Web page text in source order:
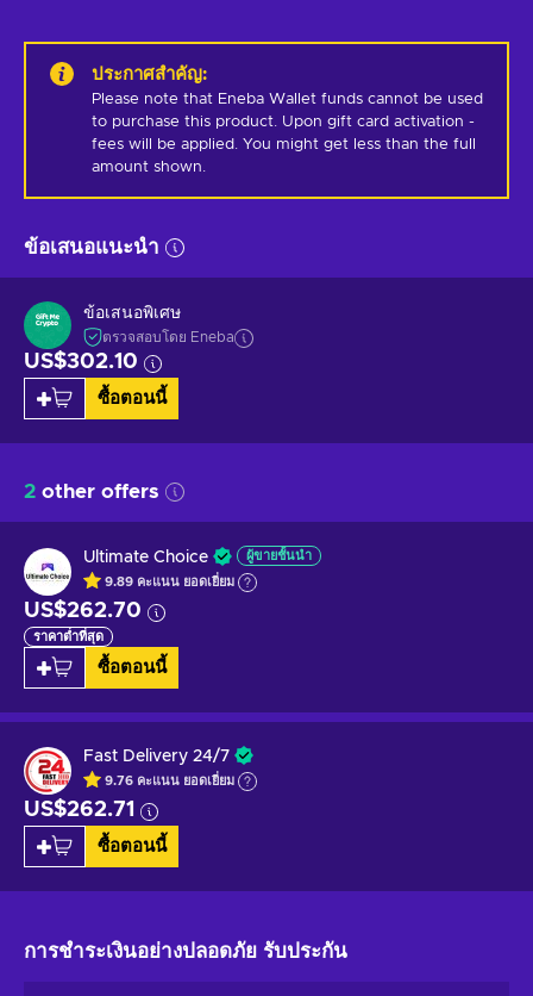
ประกาศสำคัญ:
Please note that Eneba Wallet funds cannot be used
to purchase this product. Upon gift card activation -
fees will be applied. You might get less than the full
amount shown.
ข้อเสนอแนะนำ
ข้อเสนอพิเศษ
ตรวจสอบโดย Eneba
US$302.10
ซื้อตอนนี้
2 other offers
Ultimate Choice ผู้ขายชั้นนำ
9.89 คะแนน ยอดเยี่ยม
US$262.70
ราคาต่ำที่สุด
ซื้อตอนนี้
Fast Delivery 24/7
9.76 คะแนน ยอดเยี่ยม
US$262.71
ซื้อตอนนี้
การชำระเงินอย่างปลอดภัย รับประกัน